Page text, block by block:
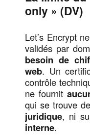
only » (DV)
Let’s Encrypt
validés par
besoin de
web. Un
contrôle
ne fournit
qui se trouve
juridique, ni
interne.